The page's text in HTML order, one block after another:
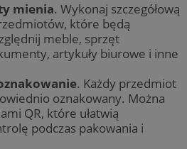
mienia. Wykonaj szczegółową
które będą
meble, sprzęt
artykuły biurowe i inne
. Każdy przedmiot
oznakowany. Można
QR, które ułatwią
podczas pakowania i